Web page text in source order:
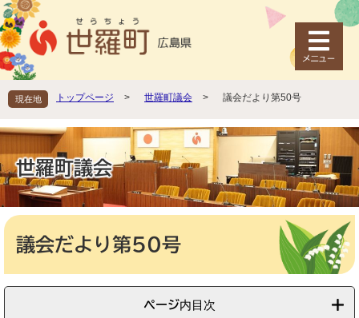
ペ
ー
ジ
の
頭
で
す
メ
ニ
ュ
ー
飛
ば
し
文
現在地 トップページ > 世羅町議会 > 議会だより第50号
世羅町議会
本
議会だより第50号
ページ内目次